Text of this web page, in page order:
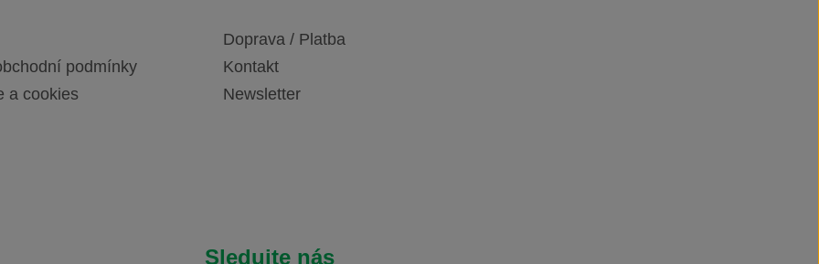
podmínky
a cookies
Doprava / Platba
Kontakt
Newsletter
Sledujte nás